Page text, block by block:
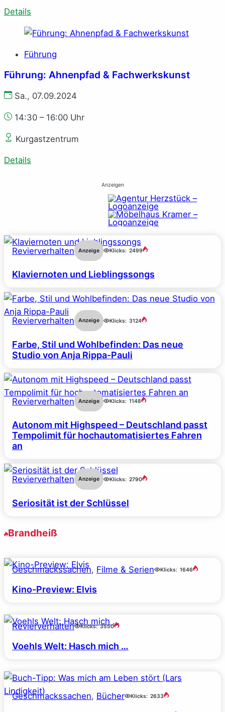
Details
Führung
Führung: Ahnenpfad & Fachwerkskunst
Sa., 07.09.2024
14:30 – 16:00 Uhr
Kurgastzentrum
Details
Anzeigen
Revierverhalten Anzeige Klicks: 2499
Klaviernoten und Lieblingssongs
Revierverhalten Anzeige Klicks: 3124
Farbe, Stil und Wohlbefinden: Das neue
Studio von Anja Rippa-Pauli
Revierverhalten Anzeige Klicks: 1148
Autonom mit Highspeed – Deutschland passt
Tempolimit für hochautomatisiertes Fahren
an
Revierverhalten Anzeige Klicks: 2790
Seriosität ist der Schlüssel
Brandheiß
Geschmackssachen, Filme & Serien Klicks: 1646
Kino-Preview: Elvis
Revierverhalten Klicks: 3550
Voehls Welt: Hasch mich …
Geschmackssachen, Bücher Klicks: 2633